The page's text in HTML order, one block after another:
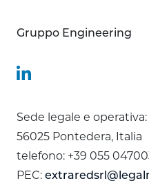
Gruppo Engineering
Sede legale e
56025 Pontedera, Italia
telefono: +39 055
PEC: